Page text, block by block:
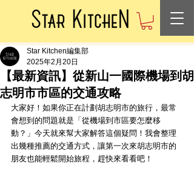
【最新資訊】從新山一國際機場到胡
志明市市區的交通攻略
Star Kitchen編集部
2025年2月20日
大家好！如果你正在計劃胡志明市的旅行，最常
會想到的問題就是「從機場到市區要怎麼移
動？」今天就來幫大家解答這個疑問！我會整理
出幾種推薦的交通方式，讓第一次來胡志明市的
朋友也能輕鬆開始旅程，趕快來看看吧！